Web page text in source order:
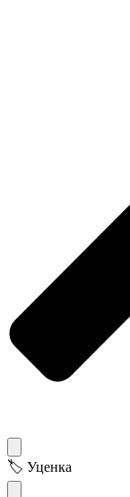
🏷 Уценка